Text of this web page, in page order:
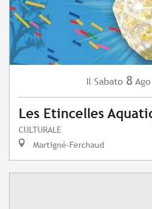
Il Sabato 8 Ago
Les Etincelles
CULTURALE
Martigné-Ferchaud